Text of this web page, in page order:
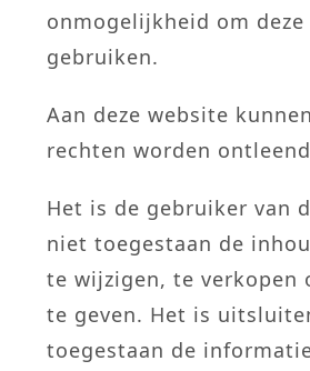
onmogelijkheid om deze
gebruiken.
Aan deze website
rechten worden
Het is de gebruiker van
niet toegestaan de
te wijzigen, te verkopen
te geven. Het is
toegestaan de